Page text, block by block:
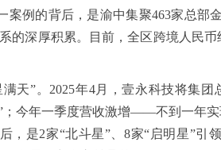
例的背后，是渝中集聚463家总部
的深厚积累。目前，全区跨境人民
天”。2025年4月，壹永科技将集团
；今年一季度营收激增——不到一年实
，是2家“北斗星”、8家“启明星”引